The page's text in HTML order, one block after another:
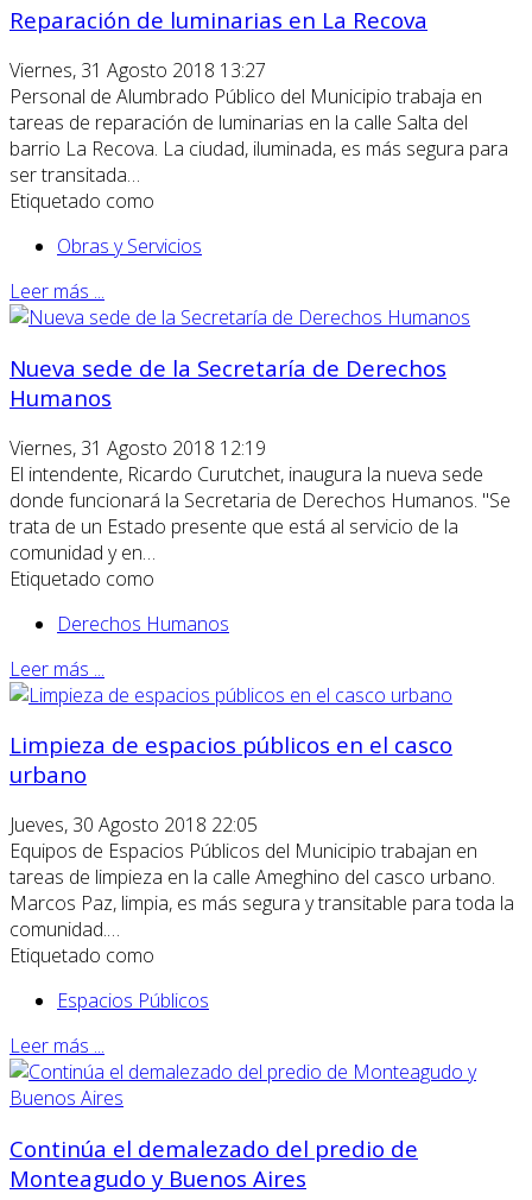
Reparación de luminarias en La Recova
Viernes, 31 Agosto 2018 13:27
Personal de Alumbrado Público del Municipio trabaja en
tareas de reparación de luminarias en la calle Salta del
barrio La Recova. La ciudad, iluminada, es más segura para
ser transitada…
Etiquetado como
Obras y Servicios
Leer más ...
Nueva sede de la Secretaría de Derechos
Humanos
Viernes, 31 Agosto 2018 12:19
El intendente, Ricardo Curutchet, inaugura la nueva sede
donde funcionará la Secretaria de Derechos Humanos. "Se
trata de un Estado presente que está al servicio de la
comunidad y en…
Etiquetado como
Derechos Humanos
Leer más ...
Limpieza de espacios públicos en el casco
urbano
Jueves, 30 Agosto 2018 22:05
Equipos de Espacios Públicos del Municipio trabajan en
tareas de limpieza en la calle Ameghino del casco urbano.
Marcos Paz, limpia, es más segura y transitable para toda la
comunidad.…
Etiquetado como
Espacios Públicos
Leer más ...
Continúa el demalezado del predio de
Monteagudo y Buenos Aires